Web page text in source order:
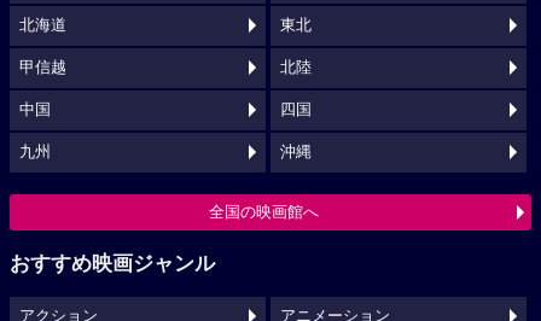
北海道 東北
甲信越 北陸
中国 四国
九州 沖縄
全国の映画館へ
おすすめ映画ジャンル
アクション アニメーション